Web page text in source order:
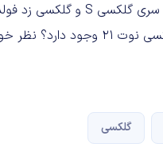
در میان بگذارید.
گلکسی